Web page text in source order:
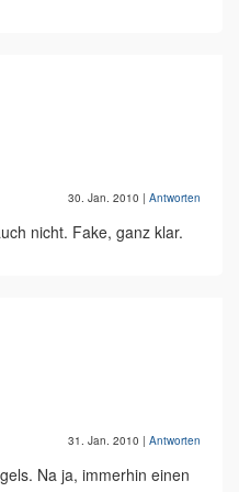
30. Jan. 2010 | Antworten
nicht. Fake, ganz klar.
31. Jan. 2010 | Antworten
Na ja, immerhin einen